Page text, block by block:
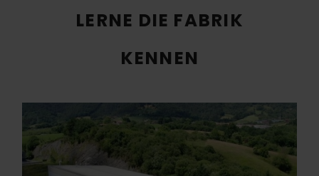
LERNE DIE FABRIK
KENNEN